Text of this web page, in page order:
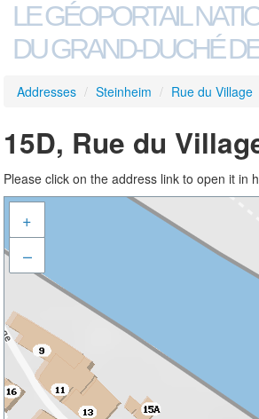
LE GÉOPORTAIL
DU GRAND-DUCHÉ
Addresses / Steinheim / Rue du Village
15D, Rue du
Please click on the address link to open it in
+
–